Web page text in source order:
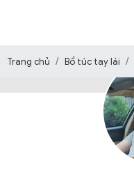
Trang chủ Bổ túc tay lái